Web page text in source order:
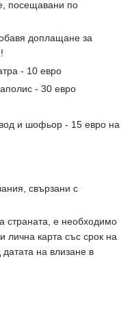
посещавани по
доплащане за
- 10 евро
- 30 евро
и шофьор - 15 евро на
свързани с
страната, е необходимо
лична карта със срок на
на влизане в